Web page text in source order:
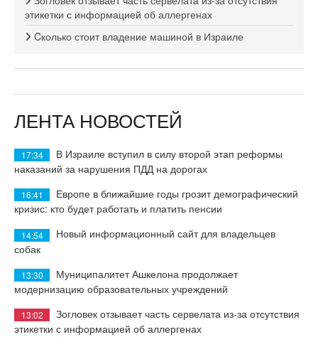
этикетки с информацией об аллергенах
Cколько стоит владение машиной в Израиле
ЛЕНТА НОВОСТЕЙ
17:34
В Израиле вступил в силу второй этап реформы
наказаний за нарушения ПДД на дорогах
16:41
Европе в ближайшие годы грозит демографический
кризис: кто будет работать и платить пенсии
14:54
Новый информационный сайт для владельцев
собак
13:30
Муниципалитет Ашкелона продолжает
модернизацию образовательных учреждений
13:02
Зогловек отзывает часть сервелата из-за отсутствия
этикетки с информацией об аллергенах